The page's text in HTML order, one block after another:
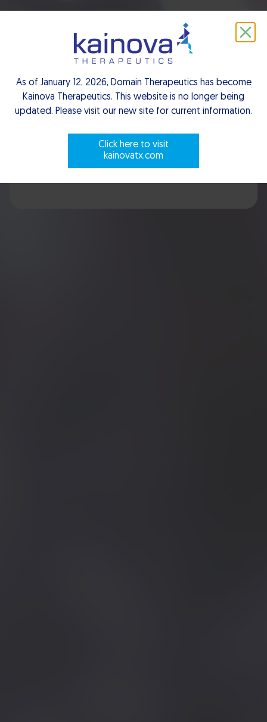
Press room
Press releases - 2018
Scroll to explore
As of January 12, 2026, Domain Therapeutics has become
Kainova Therapeutics. This website is no longer being
updated. Please visit our new site for current information.
Click here to visit
kainovatx.com